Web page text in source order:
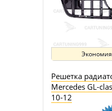
Решетка
Mercedes GL-
10-12